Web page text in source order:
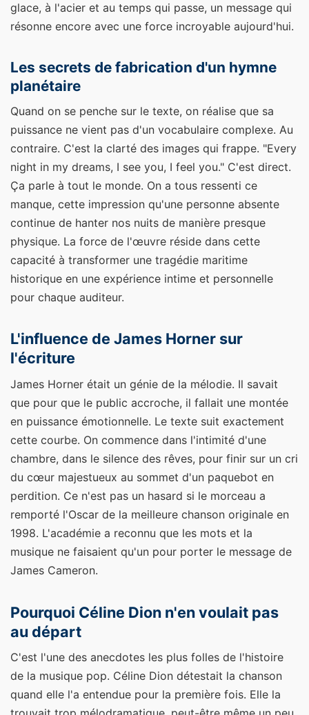
glace, à l'acier et au temps qui passe, un message qui
résonne encore avec une force incroyable aujourd'hui.
Les secrets de fabrication d'un hymne
planétaire
Quand on se penche sur le texte, on réalise que sa
puissance ne vient pas d'un vocabulaire complexe. Au
contraire. C'est la clarté des images qui frappe. "Every
night in my dreams, I see you, I feel you." C'est direct.
Ça parle à tout le monde. On a tous ressenti ce
manque, cette impression qu'une personne absente
continue de hanter nos nuits de manière presque
physique. La force de l'œuvre réside dans cette
capacité à transformer une tragédie maritime
historique en une expérience intime et personnelle
pour chaque auditeur.
L'influence de James Horner sur
l'écriture
James Horner était un génie de la mélodie. Il savait
que pour que le public accroche, il fallait une montée
en puissance émotionnelle. Le texte suit exactement
cette courbe. On commence dans l'intimité d'une
chambre, dans le silence des rêves, pour finir sur un cri
du cœur majestueux au sommet d'un paquebot en
perdition. Ce n'est pas un hasard si le morceau a
remporté l'Oscar de la meilleure chanson originale en
1998. L'académie a reconnu que les mots et la
musique ne faisaient qu'un pour porter le message de
James Cameron.
Pourquoi Céline Dion n'en voulait pas
au départ
C'est l'une des anecdotes les plus folles de l'histoire
de la musique pop. Céline Dion détestait la chanson
quand elle l'a entendue pour la première fois. Elle la